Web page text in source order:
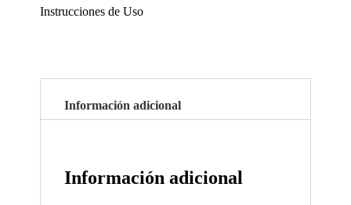
Instrucciones de Uso
Información adicional
Información adicional